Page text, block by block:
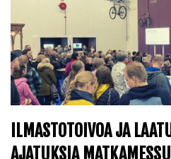
ILMASTOTOIVOA JA
AJATUKSIA